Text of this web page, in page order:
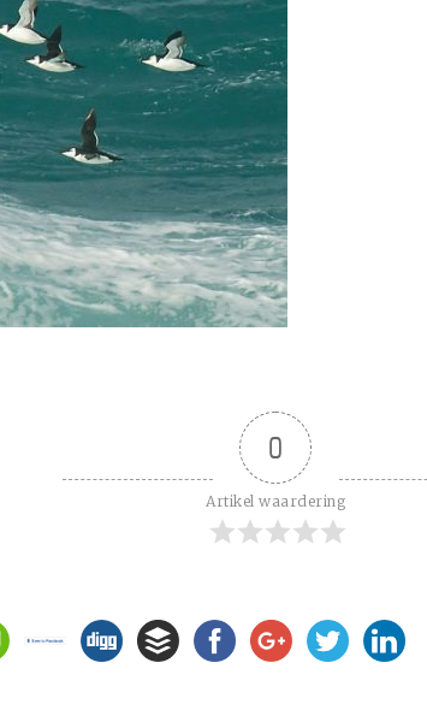
0
Artikel waardering